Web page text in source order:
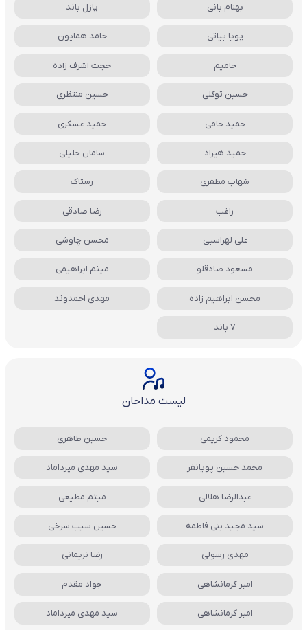
بهنام بانی پازل باند
پویا بیاتی حامد همایون
حامیم حجت اشرف زاده
حسین توکلی حسین منتظری
حمید حامی حمید عسکری
حمید هیراد سامان جلیلی
شهاب مظفری رستاک
راغب رضا صادقی
علی لهراسبی محسن چاوشی
مسعود صادقلو میثم ابراهیمی
محسن ابراهیم زاده مهدی احمدوند
7 باند
لیست مداحان
محمود کریمی حسین طاهری
محمد حسین پویانفر سید مهدی میرداماد
عبدالرضا هلالی میثم مطیعی
سید مجید بنی فاطمه حسین سیب سرخی
مهدی رسولی رضا نریمانی
امیر کرمانشاهی جواد مقدم
امیر کرمانشاهی سید مهدی میرداماد